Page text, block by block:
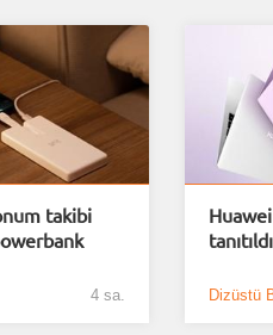
takibi
4 sa. Dizüstü